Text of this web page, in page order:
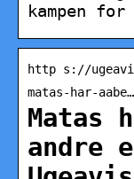
kampen
http s://
matas-har-aabe…
Matas
andre